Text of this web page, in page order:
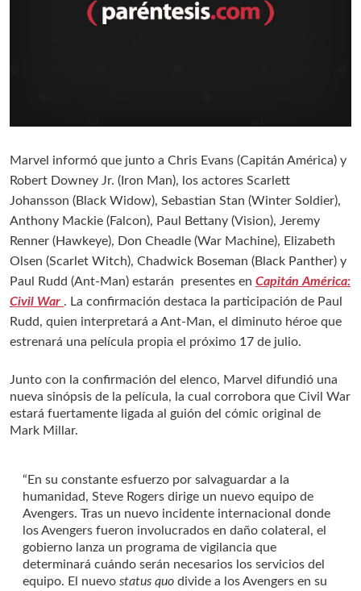
Marvel informó que junto a Chris Evans (Capitán América) y
Robert Downey Jr. (Iron Man), los actores Scarlett
Johansson (Black Widow), Sebastian Stan (Winter Soldier),
Anthony Mackie (Falcon), Paul Bettany (Vision), Jeremy
Renner (Hawkeye), Don Cheadle (War Machine), Elizabeth
Olsen (Scarlet Witch), Chadwick Boseman (Black Panther) y
Paul Rudd (Ant-Man) estarán presentes en Capitán América:
Civil War . La confirmación destaca la participación de Paul
Rudd, quien interpretará a Ant-Man, el diminuto héroe que
estrenará una película propia el próximo 17 de julio.
Junto con la confirmación del elenco, Marvel difundió una
nueva sinópsis de la película, la cual corrobora que Civil War
estará fuertamente ligada al guión del cómic original de
Mark Millar.
“En su constante esfuerzo por salvaguardar a la
humanidad, Steve Rogers dirige un nuevo equipo de
Avengers. Tras un nuevo incidente internacional donde
los Avengers fueron involucrados en daño colateral, el
gobierno lanza un programa de vigilancia que
determinará cuándo serán necesarios los servicios del
equipo. El nuevo status quo divide a los Avengers en su